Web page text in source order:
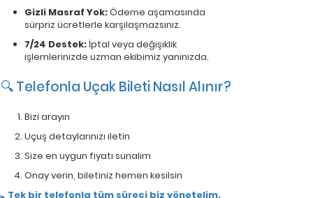
Gizli Masraf Yok:Ödeme aşamasında
sürpriz ücretlerle karşılaşmazsınız.
7/24 Destek: İptal veya değişiklik
işlemlerinizde uzman ekibimiz yanınızda.
Bizi arayın
Uçuş detaylarınızı iletin
Size en uygun fiyatı sunalım
Onay verin, biletiniz hemen kesilsin
Tek bir telefonla tüm süreci biz yönetelim.
🔍 Telefonla Uçak Bileti Nasıl Alınır?